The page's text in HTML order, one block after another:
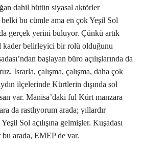
dahil bütün siyasal aktörler
belki bu cümle ama en çok Yeşil Sol
gerçek yerini buluyor. Çünkü artık
kader belirleyici bir rolü olduğunu
başlayan büro açılışlarında da
Israrla, çalışma, çalışma, daha çok
ilçelerinde Kürtlerin dışında sol
var. Manisa’daki ful Kürt manzara
da rastlıyorum arada; yıllardır
Sol açılışına gelmişler. Kuşadası
arada, EMEP de var.